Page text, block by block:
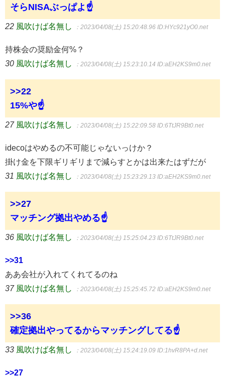
そらNISAぶっぱよ☝
22 風吹けば名無し ：2023/04/08(土) 15:20:48.96 ID:HYc921yO0.net
持株会の奨励金何%？
30 風吹けば名無し ：2023/04/08(土) 15:23:10.14 ID:aEH2KS9m0.net
>>22
15%や☝
27 風吹けば名無し ：2023/04/08(土) 15:22:09.58 ID:6TtJR9Bt0.net
idecoはやめるの不可能じゃないっけか？
掛け金を下限ギリギリまで減らすとかは出来たはずだが
31 風吹けば名無し ：2023/04/08(土) 15:23:29.13 ID:aEH2KS9m0.net
>>27
マッチング拠出やめる☝
36 風吹けば名無し ：2023/04/08(土) 15:25:04.23 ID:6TtJR9Bt0.net
>>31
ああ会社が入れてくれてるのね
37 風吹けば名無し ：2023/04/08(土) 15:25:45.72 ID:aEH2KS9m0.net
>>36
確定拠出やってるからマッチングしてる☝
33 風吹けば名無し ：2023/04/08(土) 15:24:19.09 ID:1hvR8PA+d.net
>>27